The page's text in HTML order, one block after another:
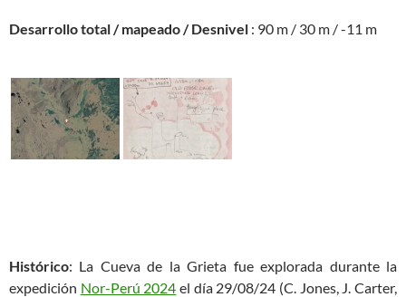
Desarrollo total / mapeado / Desnivel : 90 m / 30 m / -11 m
Histórico: La Cueva de la Grieta fue explorada durante la
expedición Nor-Perú 2024 el día 29/08/24 (C. Jones, J. Carter,